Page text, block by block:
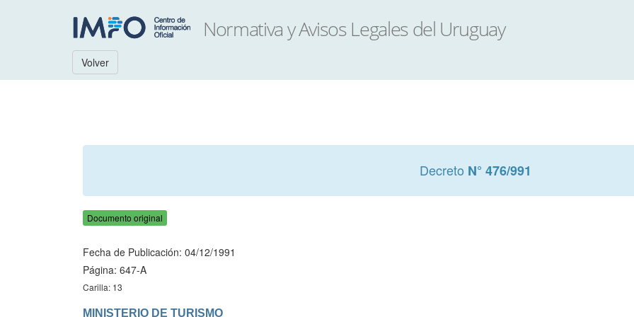
Volver
Decreto N° 476/991
Documento original
Fecha de Publicación: 04/12/1991
Página: 647-A
Carilla: 13
MINISTERIO DE TURISMO